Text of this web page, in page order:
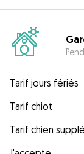
Tarif jours fériés
Tarif chiot
Tarif chien